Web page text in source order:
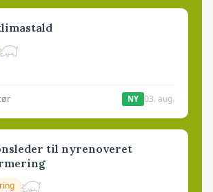
NY 03. aug.
til nyrenoveret